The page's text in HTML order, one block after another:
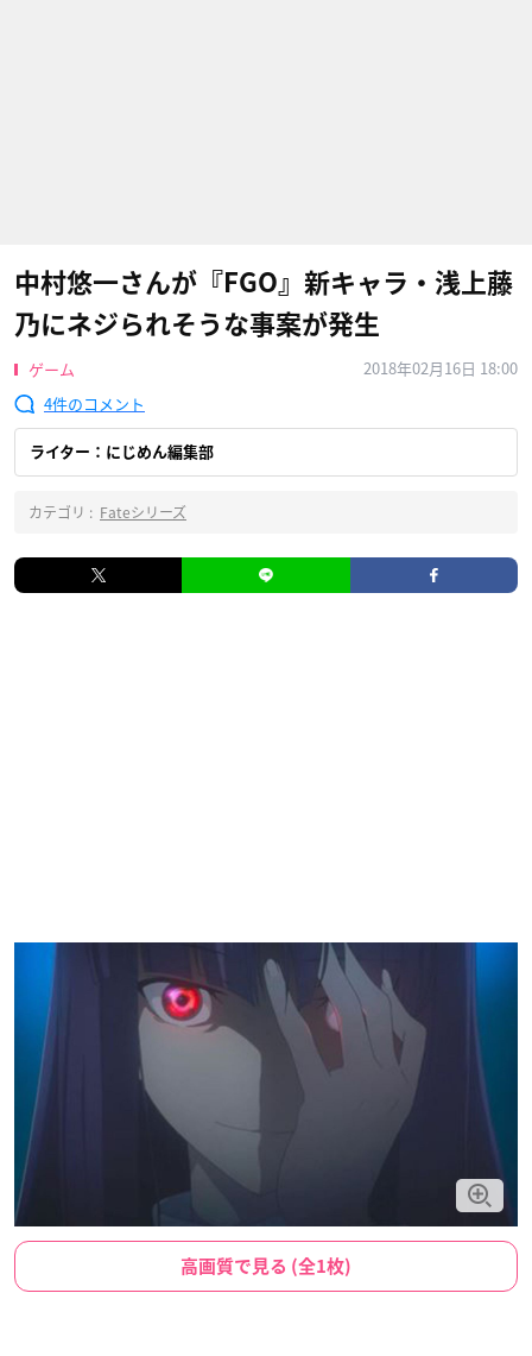
中村悠一さんが『FGO』新キャラ・浅上藤
乃にネジられそうな事案が発生
ゲーム
2018年02月16日 18:00
4
ライター：にじめん編集部
カテゴリ : Fateシリーズ
高画質で見る (全1枚)